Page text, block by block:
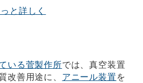
と詳しく
いる菅製作所では、真空装置
改善用途に、 アニール装置 を